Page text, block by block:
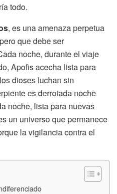
todo.
, es una amenaza perpetua
que debe ser
noche, durante el viaje
Apofis acecha lista para
dioses luchan sin
es derrotada noche
noche, lista para nuevas
un universo que permanece
la vigilancia contra el